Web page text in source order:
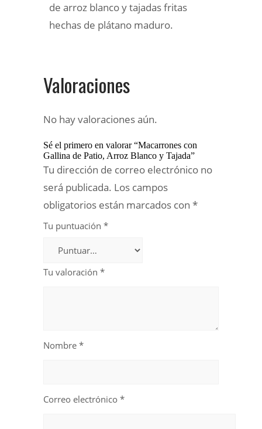
de arroz blanco y tajadas fritas
hechas de plátano maduro.
Valoraciones
No hay valoraciones aún.
Sé el primero en valorar “Macarrones con
Gallina de Patio, Arroz Blanco y Tajada”
Tu dirección de correo electrónico no
será publicada. Los campos
obligatorios están marcados con *
Tu puntuación *
Tu valoración *
Nombre *
Correo electrónico *